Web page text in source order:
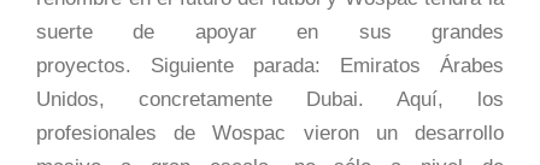
suerte de apoyar en sus grandes
proyectos. Siguiente parada: Emiratos Árabes
Unidos, concretamente Dubai. Aquí, los
profesionales de Wospac vieron un desarrollo